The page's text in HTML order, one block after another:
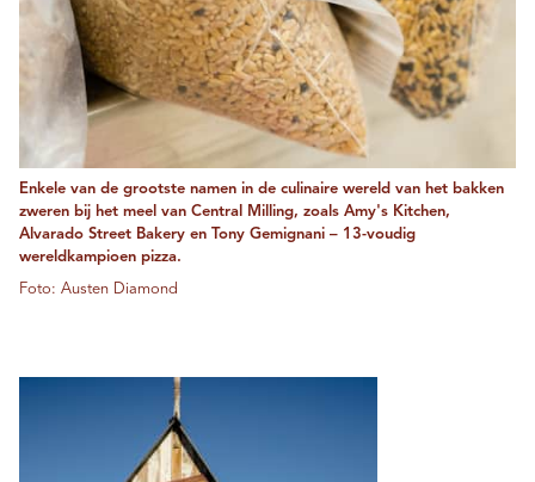
Enkele van de grootste namen in de culinaire wereld van het bakken
zweren bij het meel van Central Milling, zoals Amy's Kitchen,
Alvarado Street Bakery en Tony Gemignani – 13-voudig
wereldkampioen pizza.
Foto: Austen Diamond